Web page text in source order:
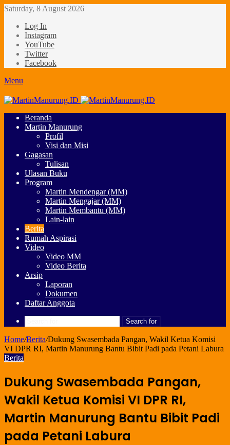
Saturday, 8 August 2026
Log In
Instagram
YouTube
Twitter
Facebook
Menu
Beranda
Martin Manurung
Profil
Visi dan Misi
Gagasan
Tulisan
Ulasan Buku
Program
Martin Mendengar (MM)
Martin Mengajar (MM)
Martin Membantu (MM)
Lain-lain
Berita
Rumah Aspirasi
Video
Video MM
Video Berita
Arsip
Laporan
Dokumen
Daftar Anggota
Search for
Home/Berita/Dukung Swasembada Pangan, Wakil Ketua Komisi
VI DPR RI, Martin Manurung Bantu Bibit Padi pada Petani Labura
Berita
Dukung Swasembada Pangan,
Wakil Ketua Komisi VI DPR RI,
Martin Manurung Bantu Bibit Padi
pada Petani Labura